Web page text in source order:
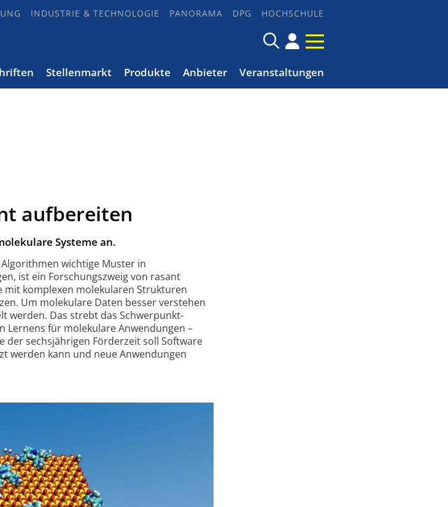
INDUSTRIE & TECHNOLOGIE PANORAMA DPG HOCHSCHULE
Stellenmarkt Produkte Anbieter Veranstaltungen
aufbereiten
Systeme an.
wichtige Muster in
ist ein Forschungszweig von rasant
mit komplexen molekularen Strukturen
Um molekulare Daten besser verstehen
werden. Das strebt das Schwerpunkt­
Lernens für molekulare Anwendungen –
der sechsjährigen Förderzeit soll Software
werden kann und neue Anwendungen